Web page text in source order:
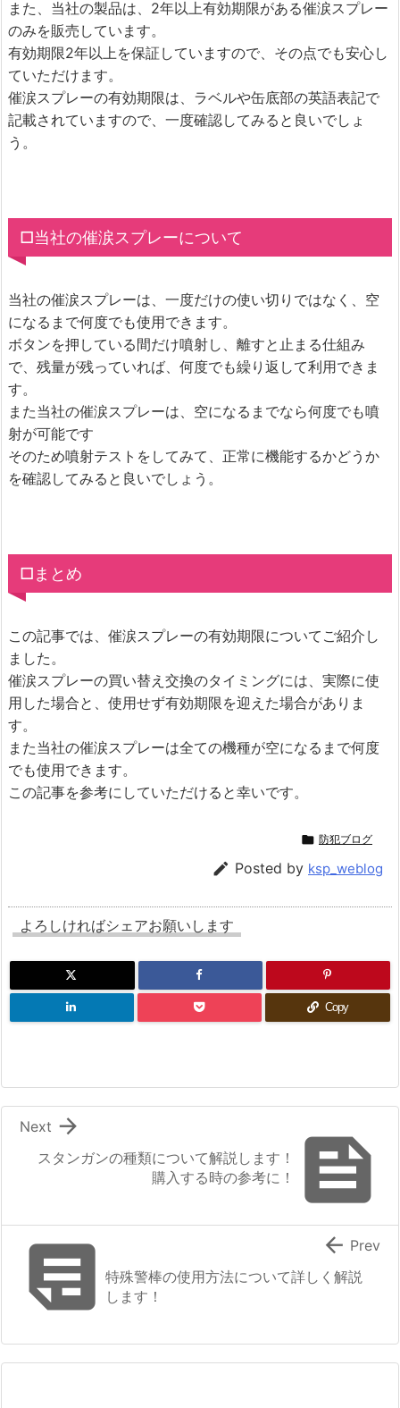
また、当社の製品は、2年以上有効期限がある催涙スプレー
のみを販売しています。
有効期限2年以上を保証していますので、その点でも安心し
ていただけます。
催涙スプレーの有効期限は、ラベルや缶底部の英語表記で
記載されていますので、一度確認してみると良いでしょ
う。
□当社の催涙スプレーについて
当社の催涙スプレーは、一度だけの使い切りではなく、空
になるまで何度でも使用できます。
ボタンを押している間だけ噴射し、離すと止まる仕組み
で、残量が残っていれば、何度でも繰り返して利用できま
す。
また当社の催涙スプレーは、空になるまでなら何度でも噴
射が可能です
そのため噴射テストをしてみて、正常に機能するかどうか
を確認してみると良いでしょう。
□まとめ
この記事では、催涙スプレーの有効期限についてご紹介し
ました。
催涙スプレーの買い替え交換のタイミングには、実際に使
用した場合と、使用せず有効期限を迎えた場合がありま
す。
また当社の催涙スプレーは全ての機種が空になるまで何度
でも使用できます。
この記事を参考にしていただけると幸いです。
 防犯ブログ
 Posted by ksp_weblog
よろしければシェアお願いします
Copy

スタンガンの種類について解説します！
購入する時の参考に！

Next
特殊警棒の使用方法について詳しく解説
します！
 Prev